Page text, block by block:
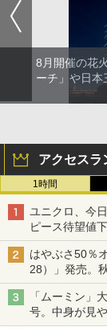
8月開催の花
ーチ」や日本
アクセスラ
1時間
ユニクロ、今
ピース待望値
はやぶさ50％
28）」発売。
「ムーミン」
号。中身が見